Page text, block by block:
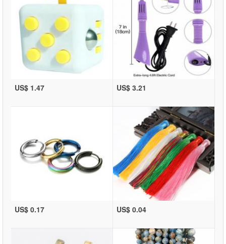
US$ 1.47 US$ 3.21
US$ 0.17 US$ 0.04